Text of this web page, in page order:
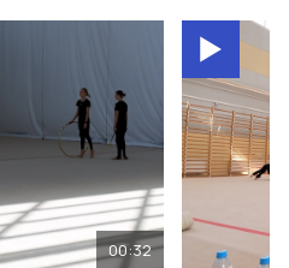
00:32